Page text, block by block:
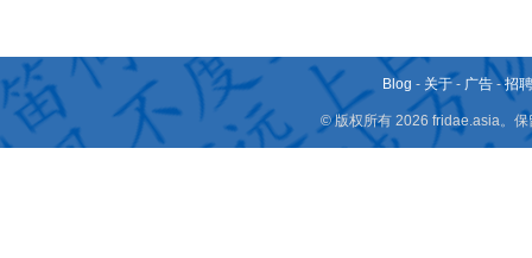
Blog - 关于 - 广告 -招
© 版权所有 2026 fridae.asia。